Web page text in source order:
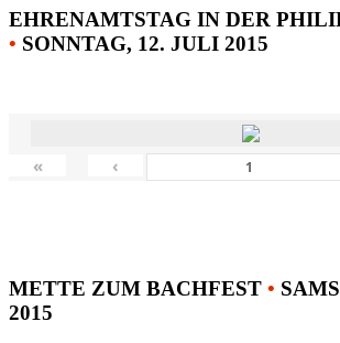
EHRENAMTSTAG IN DER
• SONNTAG, 12. JULI 2015
« ‹
METTE ZUM BACHFEST •
2015